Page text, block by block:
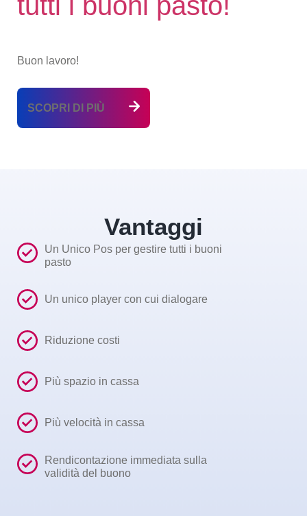
Buon lavoro!
SCOPRI DI PIÙ
Vantaggi
Un Unico Pos per gestire tutti i buoni
pasto
Un unico player con cui dialogare
Riduzione costi
Più spazio in cassa
Più velocità in cassa
Rendicontazione immediata sulla
validità del buono